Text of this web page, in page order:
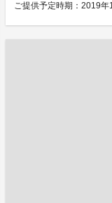
ご提供予定時期：2019年